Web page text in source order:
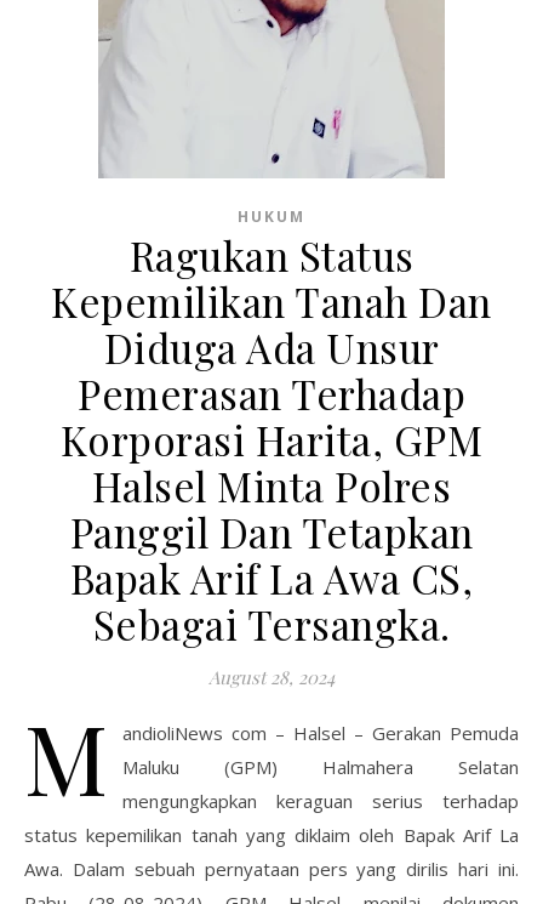
HUKUM
Ragukan Status
Kepemilikan Tanah Dan
Diduga Ada Unsur
Pemerasan Terhadap
Korporasi Harita, GPM
Halsel Minta Polres
Panggil Dan Tetapkan
Bapak Arif La Awa CS,
Sebagai Tersangka.
August 28, 2024
M
andioliNews com – Halsel – Gerakan Pemuda
Maluku (GPM) Halmahera Selatan
mengungkapkan keraguan serius terhadap
status kepemilikan tanah yang diklaim oleh Bapak Arif La
Awa. Dalam sebuah pernyataan pers yang dirilis hari ini.